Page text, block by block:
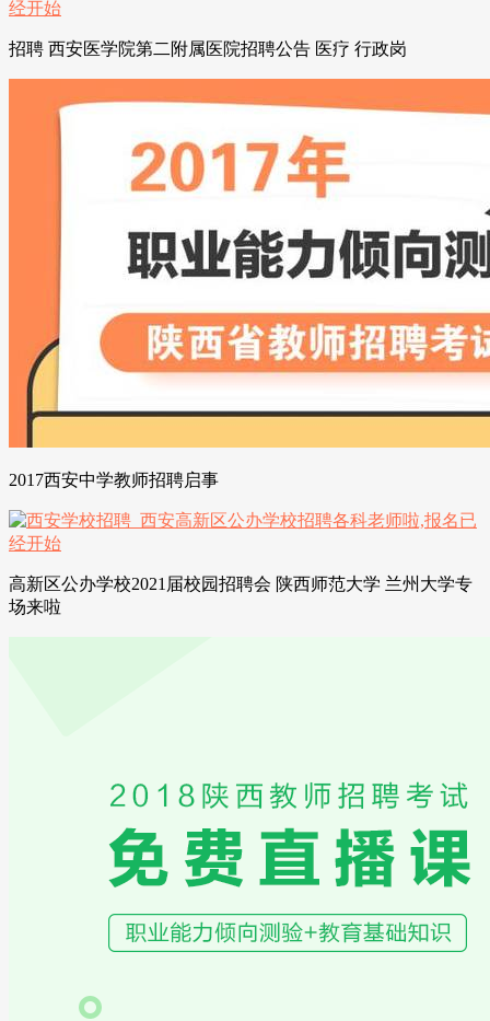
招聘 西安医学院第二附属医院招聘公告 医疗 行政岗
2017西安中学教师招聘启事
高新区公办学校2021届校园招聘会 陕西师范大学 兰州大学专
场来啦